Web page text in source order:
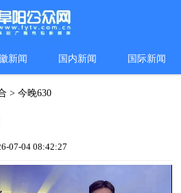
新闻 国内新闻 国际新闻
>今晚630
07-04 08:42:27